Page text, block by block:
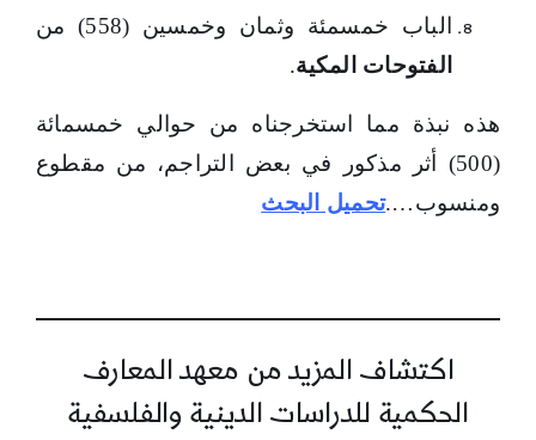
الباب خمسمئة وثمان وخمسين (558) من
الفتوحات المكية.
هذه نبذة مما استخرجناه من حوالي خمسمائة
(500) أثر مذكور في بعض التراجم، من مقطوع
ومنسوب….تحميل البحث
اكتشاف المزيد من معهد المعارف
الحكمية للدراسات الدينية والفلسفية